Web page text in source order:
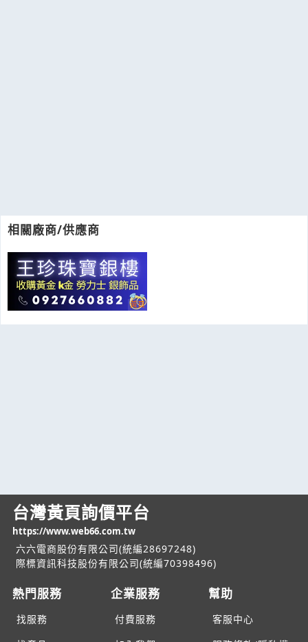
相關廠商/供應商
台灣黃頁詢價平台
https://www.web66.com.tw
六六電商股份有限公司(統編28697248)
際標資訊科技股份有限公司(統編70398496)
熱門服務
找服務
企業服務
付費服務
幫助
客服中心